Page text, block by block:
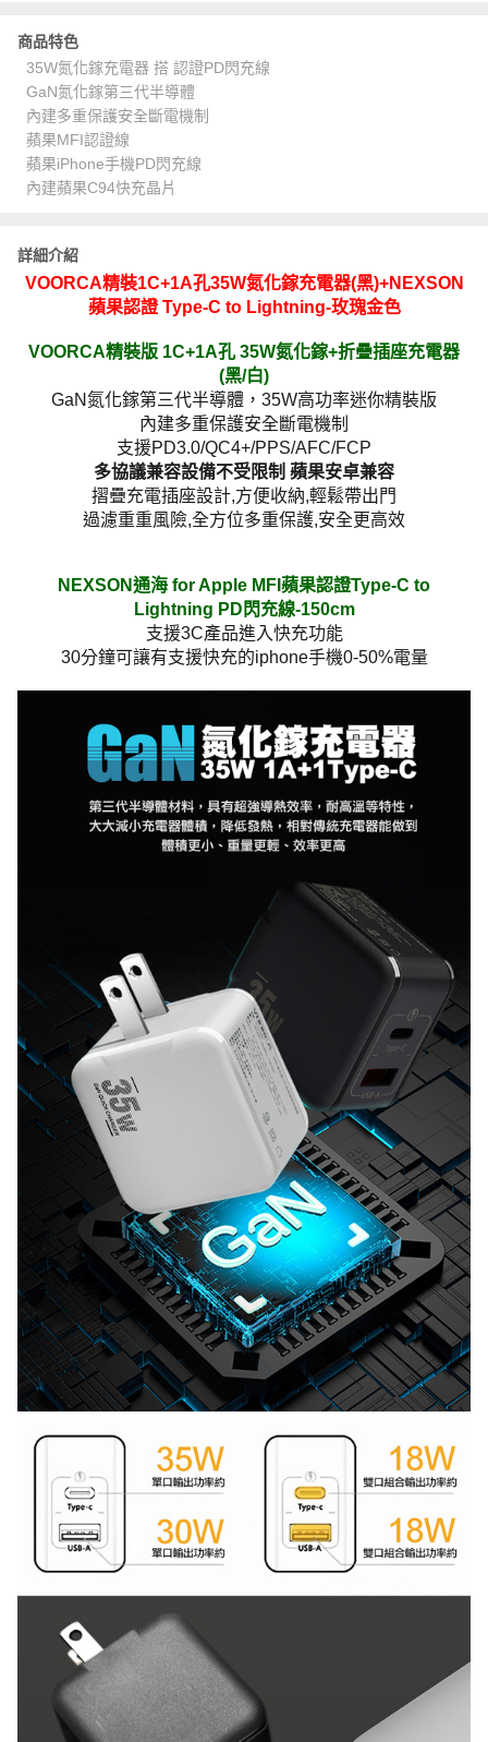
商品特色
35W氮化鎵充電器 搭 認證PD閃充線
GaN氮化鎵第三代半導體
內建多重保護安全斷電機制
蘋果MFI認證線
蘋果iPhone手機PD閃充線
內建蘋果C94快充晶片
詳細介紹
VOORCA精裝1C+1A孔35W氮化鎵充電器(黑)+NEXSON
蘋果認證 Type-C to Lightning-玫瑰金色
VOORCA精裝版 1C+1A孔 35W氮化鎵+折疊插座充電器
(黑/白)
GaN氮化鎵第三代半導體，35W高功率迷你精裝版
內建多重保護安全斷電機制
支援PD3.0/QC4+/PPS/AFC/FCP
多協議兼容設備不受限制 蘋果安卓兼容
摺疊充電插座設計,方便收納,輕鬆帶出門
過濾重重風險,全方位多重保護,安全更高效
NEXSON通海 for Apple MFI蘋果認證Type-C to
Lightning PD閃充線-150cm
支援3C產品進入快充功能
30分鐘可讓有支援快充的iphone手機0-50%電量